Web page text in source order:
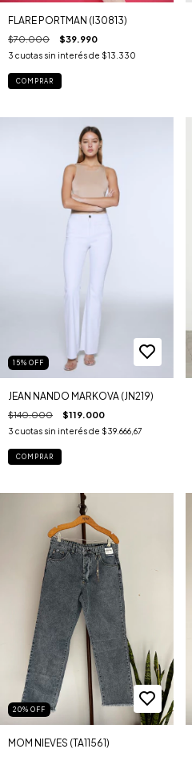
FLARE PORTMAN (I30813)
$70.000 $39.990
3 cuotas sin interés de $13.330
COMPRAR
15% OFF
JEAN NANDO MARKOVA (JN219)
$140.000 $119.000
3 cuotas sin interés de $39.666,67
COMPRAR
20% OFF
MOM NIEVES (TA11561)